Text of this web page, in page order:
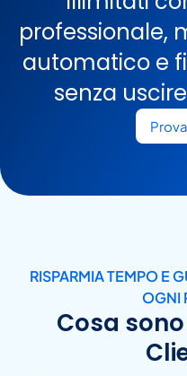
professionale,
automatico e
senza
RISPARMIA TEMPO E
OGNI
Cosa